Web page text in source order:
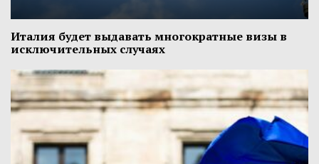
Италия будет выдавать многократные визы в
исключительных случаях